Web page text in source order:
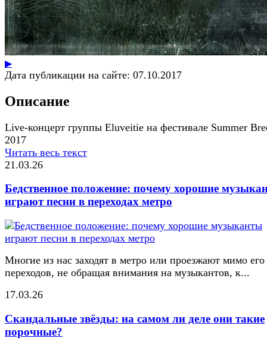
▶
Дата публикации на сайте: 07.10.2017
Описание
Live-концерт группы Eluveitie на фестивале Summer
2017
Читать весь текст
21.03.26
Бедственное положение: почему хорошие
играют песни в переходах метро
Многие из нас заходят в метро или проезжают мимо его
переходов, не обращая внимания на музыкантов, к...
17.03.26
Скандальные звёзды: на самом ли деле они такие
порочные?